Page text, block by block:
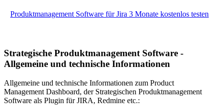
Produktmanagement Software für Jira 3 Monate kostenlos testen
Strategische Produktmanagement Software -
Allgemeine und technische Informationen
Allgemeine und technische Informationen zum Product
Management Dashboard, der Strategischen Produktmanagement
Software als Plugin für JIRA, Redmine etc.: